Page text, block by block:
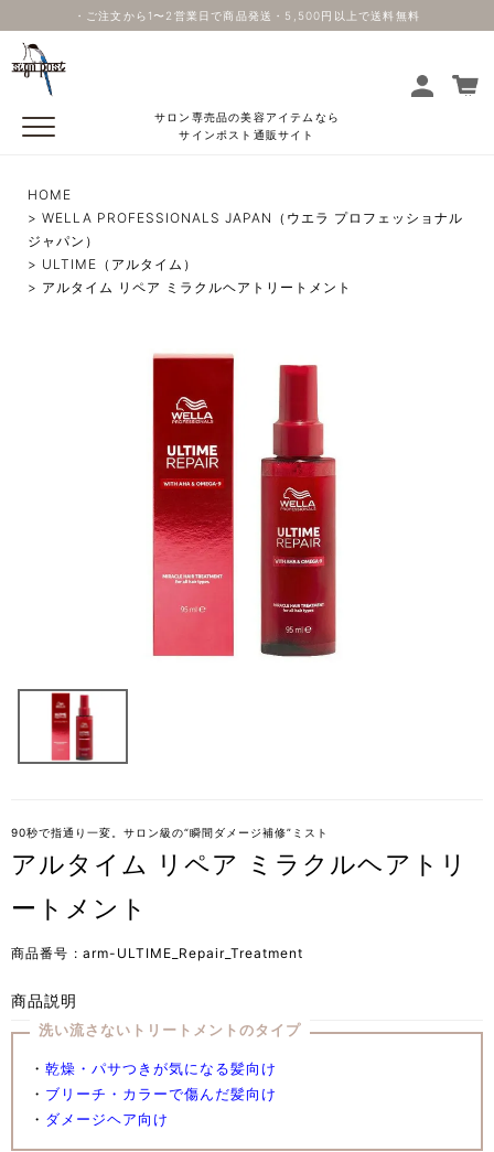
・ご注文から1〜2営業日で商品発送・5,500円以上で送料無料
サロン専売品の美容アイテムなら
サインポスト通販サイト
HOME
WELLA PROFESSIONALS JAPAN（ウエラ プロフェッショナル
ジャパン）
ULTIME（アルタイム）
アルタイム リペア ミラクルヘアトリートメント
90秒で指通り一変。サロン級の“瞬間ダメージ補修”ミスト
アルタイム リペア ミラクルヘアトリ
ートメント
商品番号 arm-ULTIME_Repair_Treatment
商品説明
洗い流さないトリートメントのタイプ
・ 乾燥・パサつきが気になる髪向け
・ ブリーチ・カラーで傷んだ髪向け
・ ダメージヘア向け